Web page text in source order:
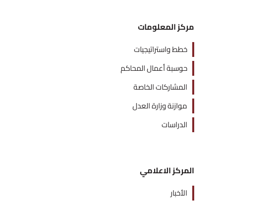
مركز المعلومات
خطط واستراتيجيات
حوسبة أعمال المحاكم
المشاركات الخاصة
موازنة وزارة العدل
الدراسات
المركز الاعلامي
الأخبار